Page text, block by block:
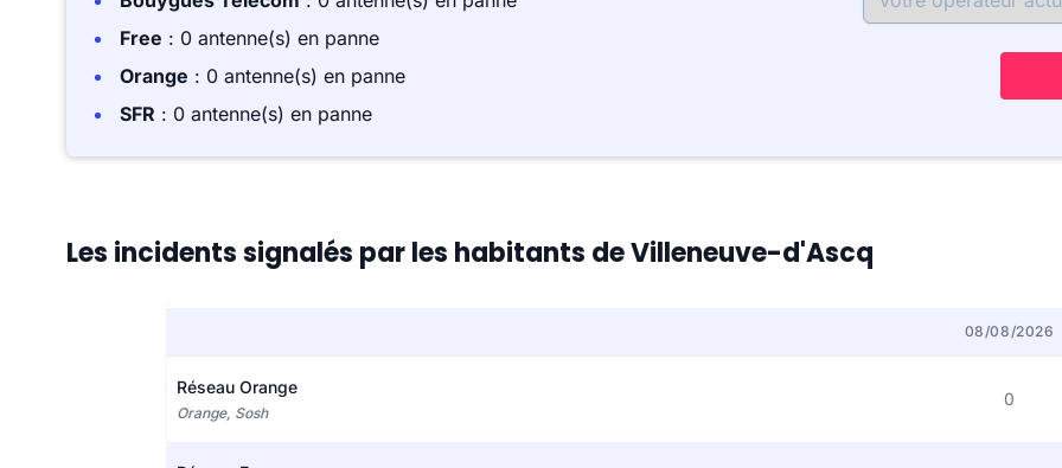
Free : 0 antenne(s) en panne
Orange : 0 antenne(s) en panne
SFR : 0 antenne(s) en panne
Les incidents signalés par les habitants de Villeneuve-d'Ascq
08/08/2026
Réseau Orange
Orange, Sosh
0